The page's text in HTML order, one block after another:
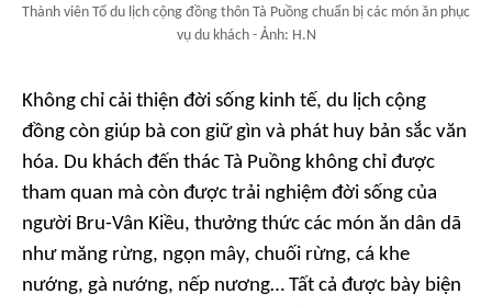
Thành viên Tổ du lịch cộng đồng thôn Tà Puồng chuẩn bị các món ăn phục
vụ du khách - Ảnh: H.N
Không chỉ cải thiện đời sống kinh tế, du lịch cộng
đồng còn giúp bà con giữ gìn và phát huy bản sắc văn
hóa. Du khách đến thác Tà Puồng không chỉ được
tham quan mà còn được trải nghiệm đời sống của
người Bru-Vân Kiều, thưởng thức các món ăn dân dã
như măng rừng, ngọn mây, chuối rừng, cá khe
nướng, gà nướng, nếp nương… Tất cả được bày biện